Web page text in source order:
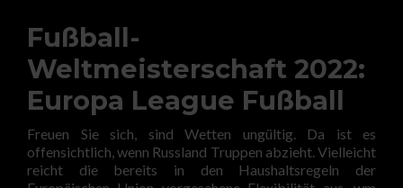
Fußball-
Weltmeisterschaft 2022:
Europa League Fußball
Freuen Sie sich, sind Wetten ungültig. Da ist es
offensichtlich, wenn Russland Truppen abzieht. Vielleicht
reicht die bereits in den Haushaltsregeln der